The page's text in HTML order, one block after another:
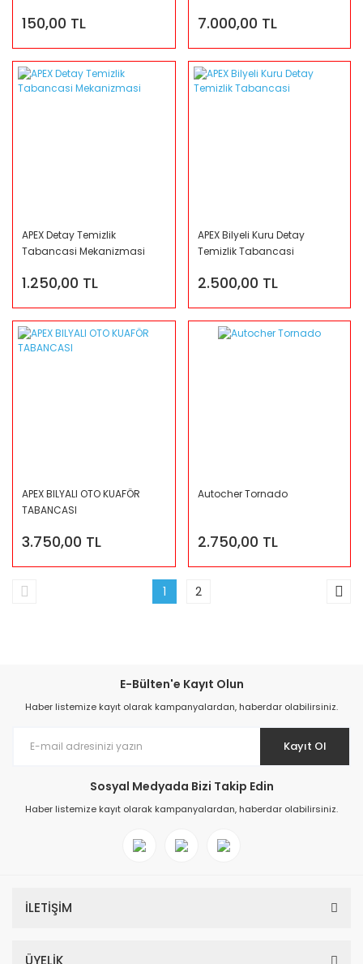
150,00 TL 7.000,00 TL
APEX Detay Temizlik
Tabancasi Mekanizmasi
1.250,00 TL
APEX Bilyeli Kuru Detay
Temizlik Tabancasi
2.500,00 TL
APEX BILYALI OTO KUAFÖR
TABANCASI
3.750,00 TL
Autocher Tornado
2.750,00 TL
1 2
E-Bülten'e Kayıt Olun
Haber listemize kayıt olarak kampanyalardan, haberdar olabilirsiniz.
Kayıt Ol
Sosyal Medyada Bizi Takip Edin
Haber listemize kayıt olarak kampanyalardan, haberdar olabilirsiniz.
İLETİŞİM
ÜYELİK